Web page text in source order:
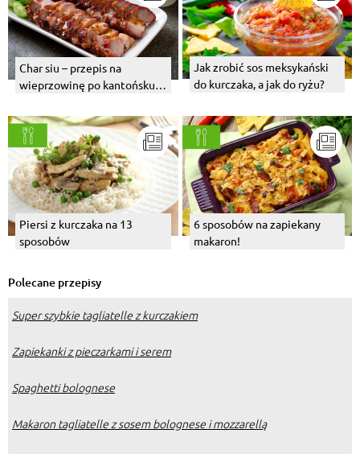
Char siu – przepis na
wieprzowinę po kantońsku w
Jak zrobić sos meksykański
do kurczaka, a jak do ryżu?
Piersi z kurczaka na 13
sposobów
6 sposobów na zapiekany
makaron!
Polecane przepisy
Super szybkie tagliatelle z kurczakiem
Zapiekanki z pieczarkami i serem
Spaghetti bolognese
Makaron tagliatelle z sosem bolognese i mozzarellą